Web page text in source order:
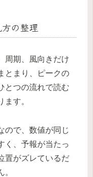
の整理
周期、風向きだけ
とまり、ピークの
とつの流れで読む
す。
ので、数値が同じ
く、予報が当たっ
置がズレているだ